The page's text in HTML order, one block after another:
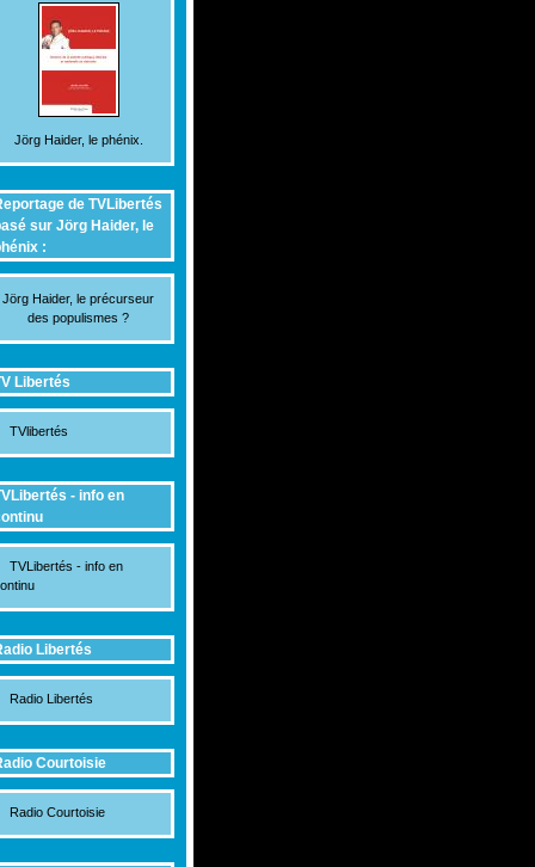
Jörg Haider, le phénix.
de TVLibertés
sur Jörg Haider, le
:
Jörg Haider, le précurseur
des populismes ?
Libertés
TVlibertés
- info en
TVLibertés - info en
Libertés
Radio Libertés
Courtoisie
Radio Courtoisie